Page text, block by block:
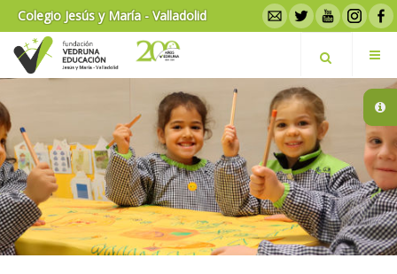
Colegio Jesús y María - Valladolid